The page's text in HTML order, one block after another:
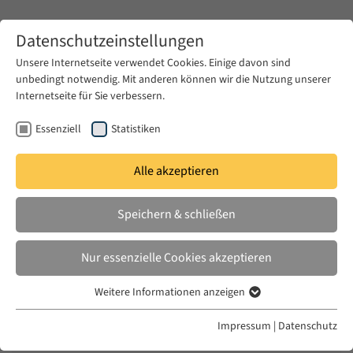
Zum Hauptinhalt springen
DO. 08 NOV. 2018
Call for Applications:
Transregional Academy
Datenschutzeinstellungen
Unsere Internetseite verwendet Cookies. Einige davon sind
unbedingt notwendig. Mit anderen können wir die Nutzung unserer
Internetseite für Sie verbessern.
Essenziell Statistiken
Alle akzeptieren
Speichern & schließen
Nur essenzielle Cookies akzeptieren
Essenzielle Cookies werden für grundlegende Funktionen der
Weitere Informationen anzeigen
Impressum | Datenschutz